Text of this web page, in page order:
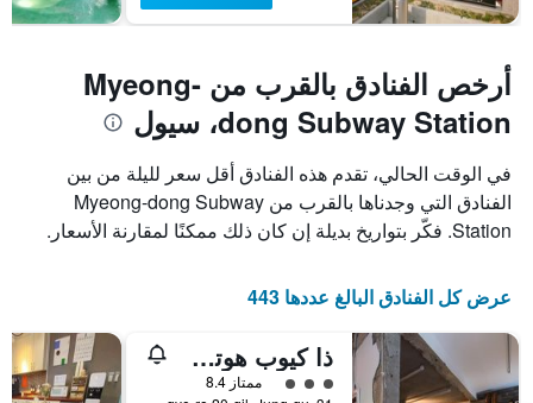
أرخص الفنادق بالقرب من Myeong-
dong Subway Station، سيول
في الوقت الحالي، تقدم هذه الفنادق أقل سعر لليلة من بين
الفنادق التي وجدناها بالقرب من Myeong-dong Subway
Station. فكّر بتواريخ بديلة إن كان ذلك ممكنًا لمقارنة الأسعار.
عرض كل الفنادق البالغ عددها 443
ذا كيوب هوتل - دار ضيافة
تقييم فئة 3ممتاز 8.4